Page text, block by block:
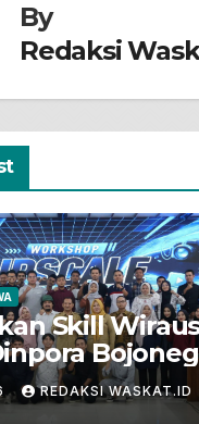
By
Redaksi
Skill
Berbasis
REDAKSI WASKAT.ID